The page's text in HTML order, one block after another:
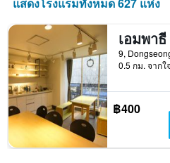
ที่
ผ่าน
มา
แสดงโรงแรมทั้งหมด 627 แห่ง
0.5 กม. จากใ
฿400